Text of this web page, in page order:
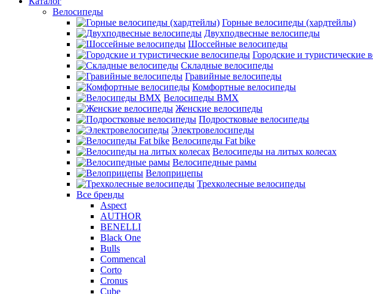
Велосипеды
Горные велосипеды (хардтейлы)
Двухподвесные велосипеды
Шоссейные велосипеды
Городские и туристические
Складные велосипеды
Гравийные велосипеды
Комфортные велосипеды
Велосипеды BMX
Женские велосипеды
Подростковые велосипеды
Электровелосипеды
Велосипеды Fat bike
Велосипеды на литых колесах
Велосипедные рамы
Велоприцепы
Трехколесные велосипеды
Все бренды
Aspect
AUTHOR
BENELLI
Black One
Bulls
Commencal
Corto
Cronus
Cube